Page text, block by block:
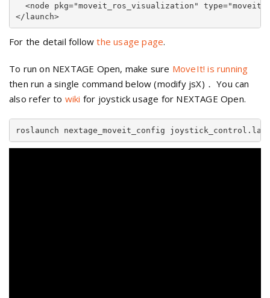
<node pkg="moveit_ros_visualization"
</launch>
For the detail followthe usage page.
To run on NEXTAGE Open, make sure MoveIt! is running
then run a single command below (modify jsX)． You can
also refer to wiki for joystick usage for NEXTAGE Open.